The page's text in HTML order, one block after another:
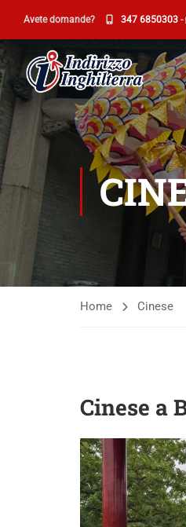
Avete domande? 347 6850303 -
Home Cinese
Cinese a